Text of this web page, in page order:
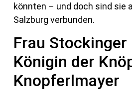
könnten – und doch sind sie
Salzburg verbunden.
Frau Stockinger
Königin der
Knopferlmayer